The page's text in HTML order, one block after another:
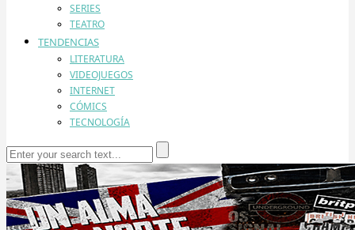
SERIES
TEATRO
TENDENCIAS
LITERATURA
VIDEOJUEGOS
INTERNET
CÓMICS
TECNOLOGÍA